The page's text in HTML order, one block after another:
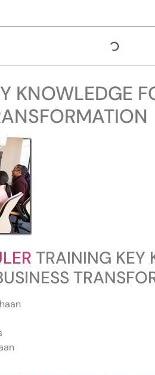
KNOWLEDGE
TRAINING KEY